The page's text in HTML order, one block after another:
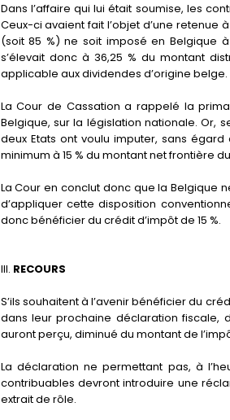
Dans l’affaire qui lui était soumise, les
Ceux-ci avaient fait l’objet d’une retenue
(soit 85 %) ne soit imposé en Belgique à
s’élevait donc à 36,25 % du montant
applicable aux dividendes d’origine belge.
La Cour de Cassation a rappelé la
Belgique, sur la législation nationale. Or,
deux Etats ont voulu imputer, sans
minimum à 15 % du montant net frontière
La Cour en conclut donc que la Belgique
d’appliquer cette disposition
donc bénéficier du crédit d’impôt de 15 %.
III. RECOURS
S’ils souhaitent à l’avenir bénéficier du
dans leur prochaine déclaration fiscale,
auront perçu, diminué du montant de
La déclaration ne permettant pas, à
contribuables devront introduire une
extrait de rôle.